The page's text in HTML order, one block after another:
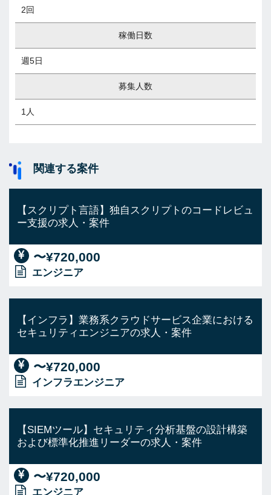
2回
稼働日数
週5日
募集人数
1人
関連する案件
【スクリプト言語】独自スクリプトのコードレビュ
ー支援の求人・案件
〜¥720,000
エンジニア
【インフラ】業務系クラウドサービス企業における
セキュリティエンジニアの求人・案件
〜¥720,000
インフラエンジニア
【SIEMツール】セキュリティ分析基盤の設計構築
および標準化推進リーダーの求人・案件
〜¥720,000
エンジニア